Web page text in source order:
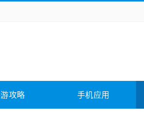
应用软件 影音软件
攻略 手机应用